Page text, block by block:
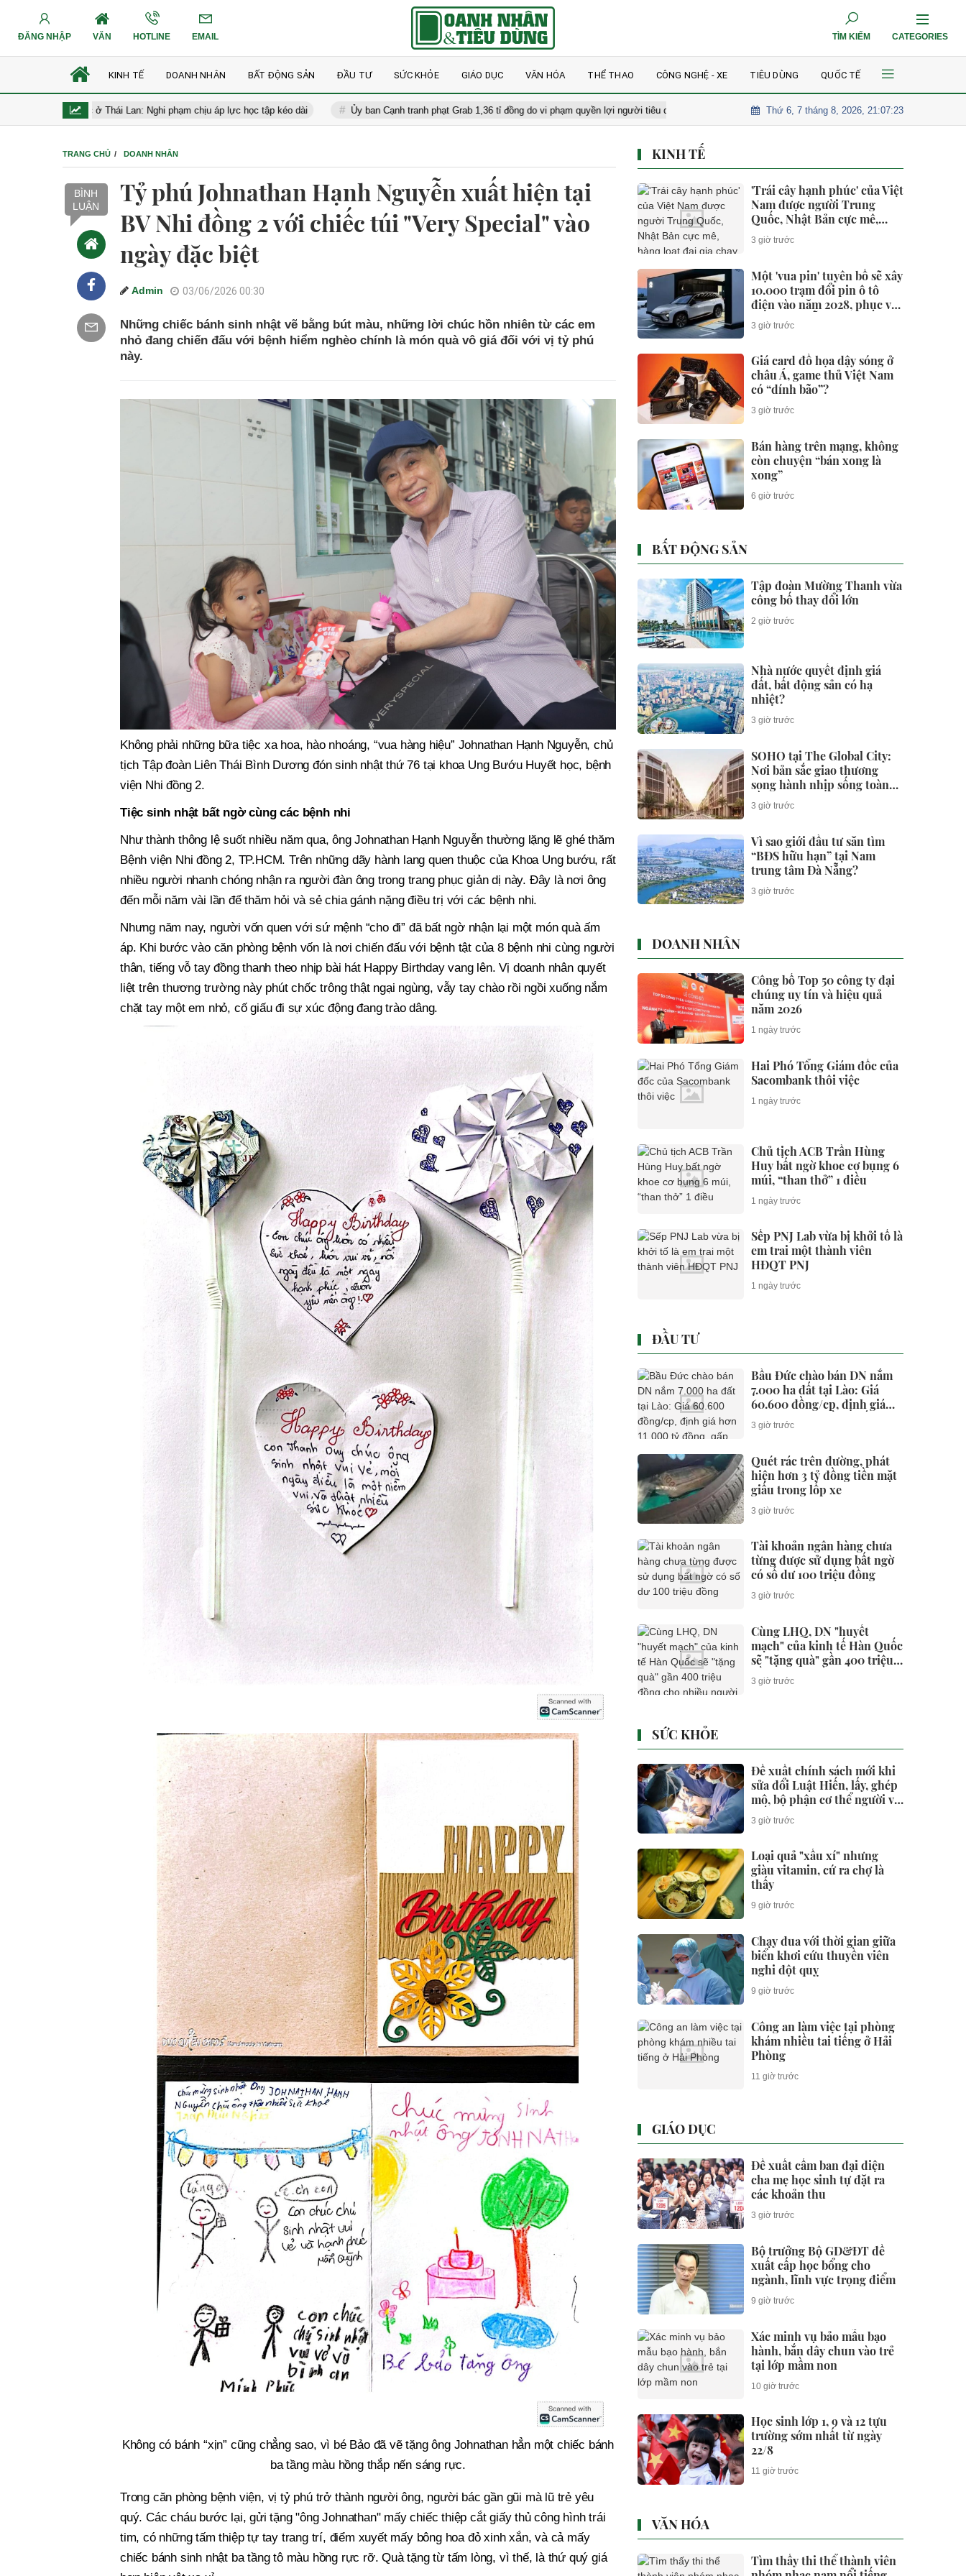
ĐĂNG NHẬP VĂN HOTLINE EMAIL TÌM KIẾM CATEGORIES
KINH TẾ DOANH NHÂN BẤT ĐỘNG SẢN ĐẦU TƯ SỨC KHỎE GIÁO DỤC VĂN HÓA THỂ THAO CÔNG NGHỆ - XE TIÊU DÙNG QUỐC TẾ
học ở Thái Lan: Nghi phạm chịu áp lực học tập kéo dài Ủy ban Cạnh tranh phạt Grab 1,36 tỉ đồng do vi phạm quyền lợi người tiêu dùng 'Trái cây hạnh phúc' của Việt Nam được người Trung Quốc, Nhật
Thứ 6, 7 tháng 8, 2026, 21:07:25
TRANG CHỦ DOANH NHÂN
BÌNH
LUẬN
Tỷ phú Johnathan Hạnh Nguyễn xuất hiện tại
BV Nhi đồng 2 với chiếc túi "Very Special" vào
ngày đặc biệt
Admin 03/06/2026 00:30
Những chiếc bánh sinh nhật vẽ bằng bút màu, những lời chúc hồn nhiên từ các em
nhỏ đang chiến đấu với bệnh hiểm nghèo chính là món quà vô giá đối với vị tỷ phú
này.
Không phải những bữa tiệc xa hoa, hào nhoáng, “vua hàng hiệu” Johnathan Hạnh Nguyễn, chủ
tịch Tập đoàn Liên Thái Bình Dương đón sinh nhật thứ 76 tại khoa Ung Bướu Huyết học, bệnh
viện Nhi đồng 2.
Tiệc sinh nhật bất ngờ cùng các bệnh nhi
Như thành thông lệ suốt nhiều năm qua, ông Johnathan Hạnh Nguyễn thường lặng lẽ ghé thăm
Bệnh viện Nhi đồng 2, TP.HCM. Trên những dãy hành lang quen thuộc của Khoa Ung bướu, rất
nhiều người nhanh chóng nhận ra người đàn ông trong trang phục giản dị này. Đây là nơi ông
đến mỗi năm vài lần để thăm hỏi và sẻ chia gánh nặng điều trị với các bệnh nhi.
Nhưng năm nay, người vốn quen với sứ mệnh “cho đi” đã bất ngờ nhận lại một món quà ấm
áp. Khi bước vào căn phòng bệnh vốn là nơi chiến đấu với bệnh tật của 8 bệnh nhi cùng người
thân, tiếng vỗ tay đồng thanh theo nhịp bài hát Happy Birthday vang lên. Vị doanh nhân quyết
liệt trên thương trường này phút chốc trông thật ngại ngùng, vẫy tay chào rồi ngồi xuống nắm
chặt tay một em nhỏ, cố giấu đi sự xúc động đang trào dâng.
Không có bánh “xịn” cũng chẳng sao, vì bé Bảo đã vẽ tặng ông Johnathan hẳn một chiếc bánh
ba tầng màu hồng thắp nến sáng rực.
Trong căn phòng bệnh viện, vị tỷ phú trở thành người ông, người bác gần gũi mà lũ trẻ yêu
quý. Các cháu bước lại, gửi tặng "ông Johnathan" mấy chiếc thiệp cắt giấy thủ công hình trái
tim, có những tấm thiệp tự tay trang trí, điểm xuyết mấy bông hoa đỏ xinh xắn, và cả mấy
chiếc bánh sinh nhật ba tầng tô màu hồng rực rỡ. Quà tặng từ tấm lòng, vì thế, là thứ quý giá
KINH TẾ
'Trái cây hạnh phúc' của Việt
Nam được người Trung
Quốc, Nhật Bản cực mê,
hàng loạt đại gia chạy đua
mở rộng diện tích
3 giờ trước
Một 'vua pin' tuyên bố sẽ xây
10.000 trạm đổi pin ô tô
điện vào năm 2028, phục vụ
1 triệu xe mỗi ngày chỉ với 3
phút
3 giờ trước
Giá card đồ họa dậy sóng ở
châu Á, game thủ Việt Nam
có “dính bão”?
3 giờ trước
Bán hàng trên mạng, không
còn chuyện “bán xong là
xong”
6 giờ trước
BẤT ĐỘNG SẢN
Tập đoàn Mường Thanh vừa
công bố thay đổi lớn
2 giờ trước
Nhà nước quyết định giá
đất, bất động sản có hạ
nhiệt?
3 giờ trước
SOHO tại The Global City:
Nơi bản sắc giao thương
song hành nhịp sống toàn
cầu
3 giờ trước
Vì sao giới đầu tư săn tìm
“BĐS hữu hạn” tại Nam
trung tâm Đà Nẵng?
3 giờ trước
DOANH NHÂN
Công bố Top 50 công ty đại
chúng uy tín và hiệu quả
năm 2026
1 ngày trước
Hai Phó Tổng Giám đốc của
Sacombank thôi việc
1 ngày trước
Chủ tịch ACB Trần Hùng
Huy bất ngờ khoe cơ bụng 6
múi, “than thở” 1 điều
1 ngày trước
Sếp PNJ Lab vừa bị khởi tố là
em trai một thành viên
HĐQT PNJ
1 ngày trước
ĐẦU TƯ
Bầu Đức chào bán DN nắm
7.000 ha đất tại Lào: Giá
60.600 đồng/cp, định giá
hơn 11.000 tỷ đồng, gấp rưỡi
công ty của ông Trần Bá
3 giờ trước
Quét rác trên đường, phát
hiện hơn 3 tỷ đồng tiền mặt
giấu trong lốp xe
3 giờ trước
Tài khoản ngân hàng chưa
từng được sử dụng bất ngờ
có số dư 100 triệu đồng
3 giờ trước
Cùng LHQ, DN "huyết
mạch" của kinh tế Hàn Quốc
sẽ "tặng quà" gần 400 triệu
đồng cho nhiều người trẻ
VN
3 giờ trước
SỨC KHỎE
Đề xuất chính sách mới khi
sửa đổi Luật Hiến, lấy, ghép
mô, bộ phận cơ thể người và
hiến xác
3 giờ trước
Loại quả "xấu xí" nhưng
giàu vitamin, cứ ra chợ là
thấy
9 giờ trước
Chạy đua với thời gian giữa
biển khơi cứu thuyền viên
nghi đột quỵ
9 giờ trước
Công an làm việc tại phòng
khám nhiều tai tiếng ở Hải
Phòng
11 giờ trước
GIÁO DỤC
Đề xuất cấm ban đại diện
cha mẹ học sinh tự đặt ra
các khoản thu
3 giờ trước
Bộ trưởng Bộ GD&ĐT đề
xuất cấp học bổng cho
ngành, lĩnh vực trọng điểm
9 giờ trước
Xác minh vụ bảo mẫu bạo
hành, bắn dây chun vào trẻ
tại lớp mầm non
10 giờ trước
Học sinh lớp 1, 9 và 12 tựu
trường sớm nhất từ ngày
22/8
11 giờ trước
VĂN HÓA
Tìm thấy thi thể thành viên